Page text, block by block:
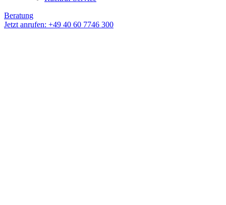
Beratung
Jetzt anrufen: +49 40 60 7746 300